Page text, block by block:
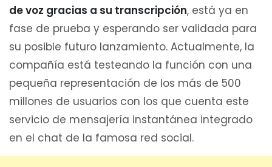
de voz gracias a su transcripción, está ya en
fase de prueba y esperando ser validada para
su posible futuro lanzamiento. Actualmente, la
compañía está testeando la función con una
pequeña representación de los más de 500
millones de usuarios con los que cuenta este
servicio de mensajería instantánea integrado
en el chat de la famosa red social.